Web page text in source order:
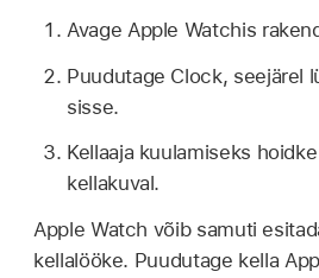
Avage Apple Watchis
Puudutage Clock, seejärel
sisse.
Kellaaja kuulamiseks
kellakuval.
Apple Watch võib samuti
kellalööke. Puudutage kella